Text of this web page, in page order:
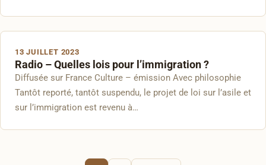
13 JUILLET 2023
Radio – Quelles lois pour l’immigration ?
Diffusée sur France Culture – émission Avec philosophie
Tantôt reporté, tantôt suspendu, le projet de loi sur l’asile et
sur l’immigration est revenu à…